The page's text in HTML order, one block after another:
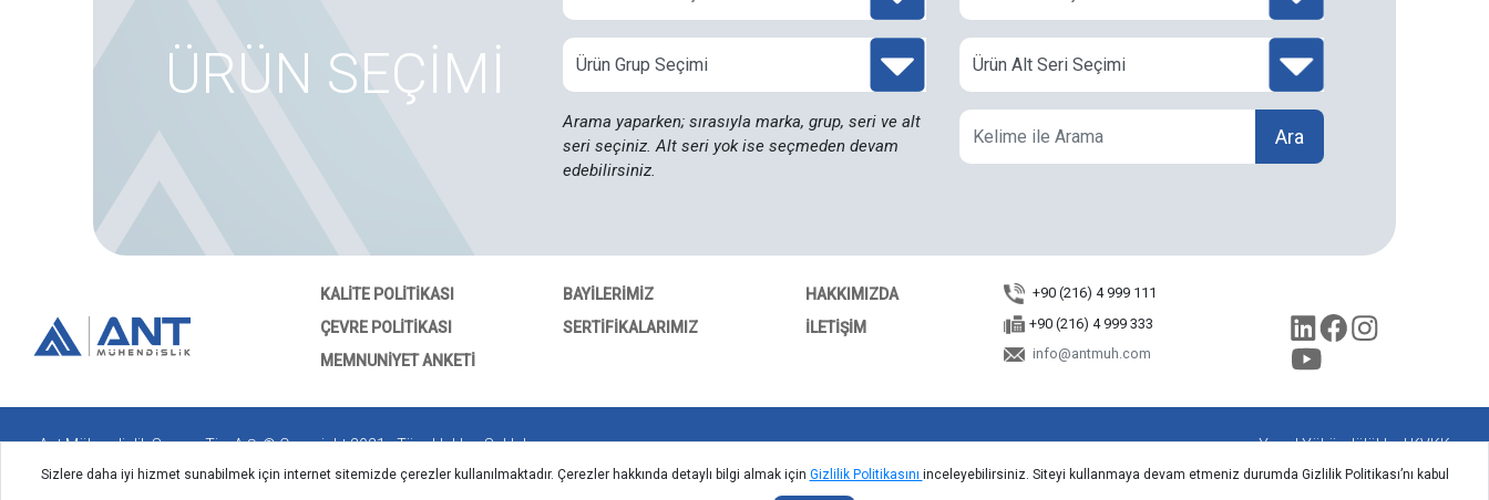
ÜRÜN SEÇİMİ
Arama yaparken; sırasıyla marka, grup, seri ve alt
seri seçiniz. Alt seri yok ise seçmeden devam
edebilirsiniz.
Ara
KALITE POLITIKASI
ÇEVRE POLITIKASI
MEMNUNIYET ANKETI
BAYILERIMIZ
SERTIFIKALARIMIZ
HAKKIMIZDA
ILETIŞIM
+90 (216) 4 999 111
+90 (216) 4 999 333
info@antmuh.com
Ant Mühendislik San. ve Tic. A.Ş. © Copyright 2021 - Tüm Hakları Saklıdır. Yasal Yükümlülükler|KVKK
Sizlere daha iyi hizmet sunabilmek için internet sitemizde çerezler kullanılmaktadır. Çerezler hakkında detaylı bilgi almak için Gizlilik Politikasını inceleyebilirsiniz. Siteyi kullanmaya devam etmeniz durumda Gizlilik Politikası’nı kabul